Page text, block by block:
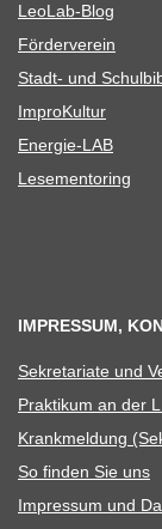
Leo­Lab-Blog
För­der­ver­ein
Stadt- und
Impro­Kul­tur
Ener­­gie-LAB
Lese­men­to­ring
IMPRESSUM,
Sekre­ta­riate und
Prak­ti­kum an der
Krank­mel­dung
So fin­den Sie uns
Impres­sum und